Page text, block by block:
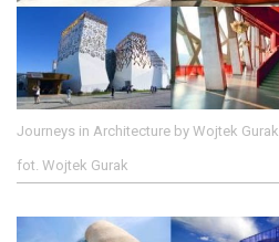
Journeys in Architecture by Wojtek Gurak
fot. Wojtek Gurak